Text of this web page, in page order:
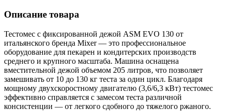
Описание товара
Тестомес с фиксированной дежой ASM EVO 130 от
итальянского бренда Mixer — это профессиональное
оборудование для пекарен и кондитерских производств
среднего и крупного масштаба. Машина оснащена
вместительной дежой объемом 205 литров, что позволяет
замешивать от 10 до 130 кг теста за один цикл. Благодаря
мощному двухскоростному двигателю (3,6/6,3 кВт) тестомес
эффективно справляется с замесом теста различной
консистенции — от легкого сдобного до тяжелого ржаного.